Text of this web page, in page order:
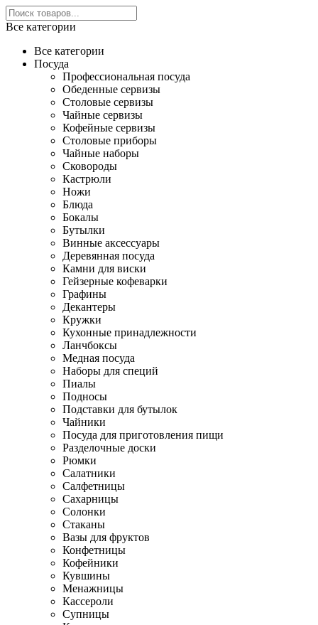
Все категории
Все категории
Посуда
Профессиональная посуда
Обеденные сервизы
Столовые сервизы
Чайные сервизы
Кофейные сервизы
Столовые приборы
Чайные наборы
Сковороды
Кастрюли
Ножи
Блюда
Бокалы
Бутылки
Винные аксессуары
Деревянная посуда
Камни для виски
Гейзерные кофеварки
Графины
Декантеры
Кружки
Кухонные принадлежности
Ланчбоксы
Медная посуда
Наборы для специй
Пиалы
Подносы
Подставки для бутылок
Чайники
Посуда для приготовления пищи
Разделочные доски
Рюмки
Салатники
Салфетницы
Сахарницы
Солонки
Стаканы
Вазы для фруктов
Конфетницы
Кофейники
Кувшины
Менажницы
Кассероли
Супницы